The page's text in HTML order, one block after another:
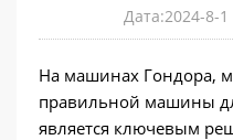
Дата:2024-8-1
На машинах Гондора,
правильной машины
является ключевым